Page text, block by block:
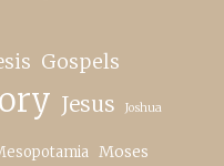
Gospels
Jesus Joshua
Moses